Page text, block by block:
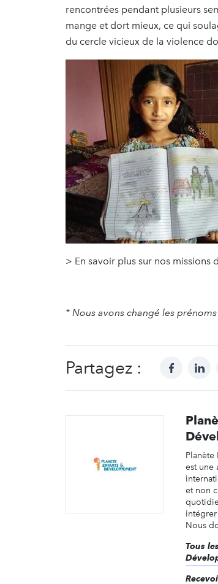
rencontrées pendant plusieurs
mange et dort mieux, ce qui
du cercle vicieux de la violence
> En savoir plus sur nos missions
* Nous avons changé les
Partagez : facebook
Planète
est une
et non
Nous
Tous